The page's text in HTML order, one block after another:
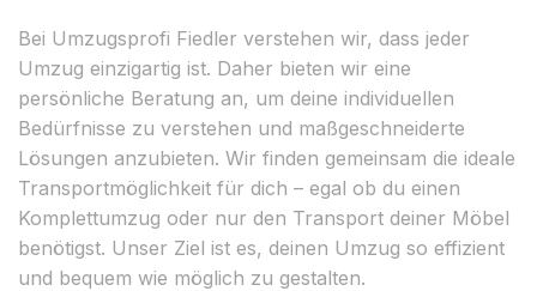
Bei Umzugsprofi Fiedler verstehen wir, dass jeder
Umzug einzigartig ist. Daher bieten wir eine
persönliche Beratung an, um deine individuellen
Bedürfnisse zu verstehen und maßgeschneiderte
Lösungen anzubieten. Wir finden gemeinsam die ideale
Transportmöglichkeit für dich – egal ob du einen
Komplettumzug oder nur den Transport deiner Möbel
benötigst. Unser Ziel ist es, deinen Umzug so effizient
und bequem wie möglich zu gestalten.